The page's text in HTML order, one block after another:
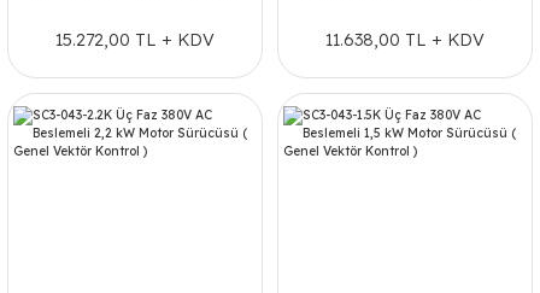
15.272,00 TL + KDV 11.638,00 TL + KDV